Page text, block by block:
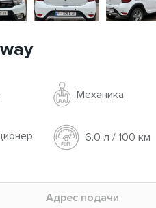
Механика
6.0 л / 100 км
Адрес подачи